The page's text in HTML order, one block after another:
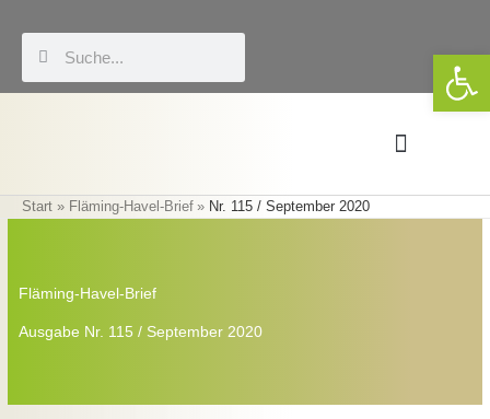
Inhalt
springen
Start Fläming-Havel-Brief Nr. 115 / September 2020
Fläming-Havel-Brief
Ausgabe Nr. 115 / September 2020